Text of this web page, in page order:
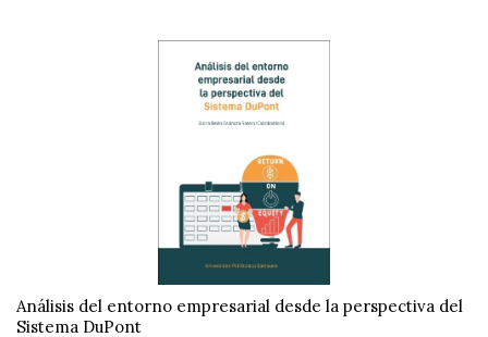
Análisis del entorno empresarial desde la perspectiva del
Sistema DuPont